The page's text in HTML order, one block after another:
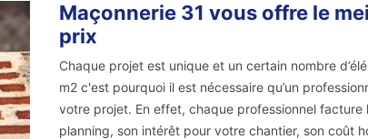
Maçonnerie 31 vous offre le
prix
Chaque projet est unique et un certain nombre
m2 c'est pourquoi il est nécessaire qu’un
votre projet. En effet, chaque professionnel facture
planning, son intérêt pour votre chantier, son coût